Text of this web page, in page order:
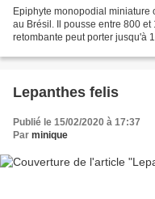
Epiphyte monopodial miniature
au Brésil. Il pousse entre 800
retombante peut porter jusqu'à
Lepanthes felis
Publié le 15/02/2020 à 17:37
Par minique